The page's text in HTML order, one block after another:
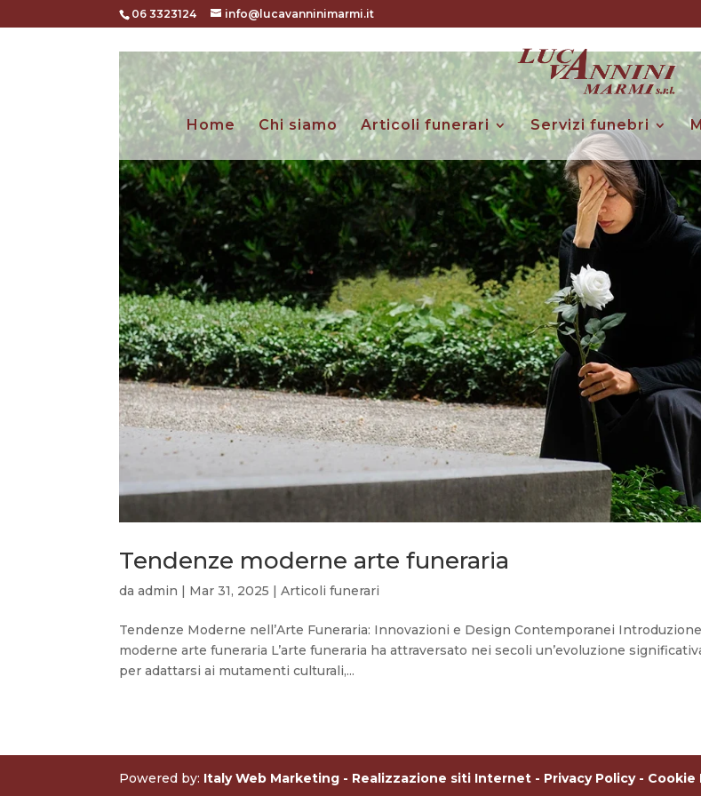
06 3323124 info@lucavanninimarmi.it
Home Chi siamo Articoli funerari Servizi funebri
Tendenze moderne arte funeraria
daadmin | Mar 31, 2025 |Articoli funerari
Tendenze Moderne nell’Arte Funeraria: Innovazioni e Design Contemporanei
moderne arte funeraria L’arte funeraria ha attraversato nei secoli un’evoluzione
per adattarsi ai mutamenti culturali,...
Powered by: Italy Web Marketing - Realizzazione siti Internet - Privacy Policy - Cookie